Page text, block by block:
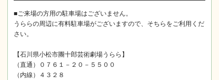
■ご来場の方用の駐車場はございません。
うららの周辺に有料駐車場がございますので、そちらをご利用くだ
さい。
【石川県小松市團十郎芸術劇場うらら】
（直通）０７６１－２０－５５００
（内線）４３２８